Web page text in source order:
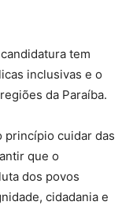
tem
inclusivas e o
da Paraíba.
princípio cuidar das
que o
dos povos
cidadania e